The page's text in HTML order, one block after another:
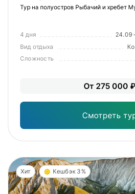
Тур на полуостров Рыбачий и хребет
4 дня 24.09
Вид отдыха
Сложность
От 275 000 ₽
Смотреть
Хит Кешбэк 3%